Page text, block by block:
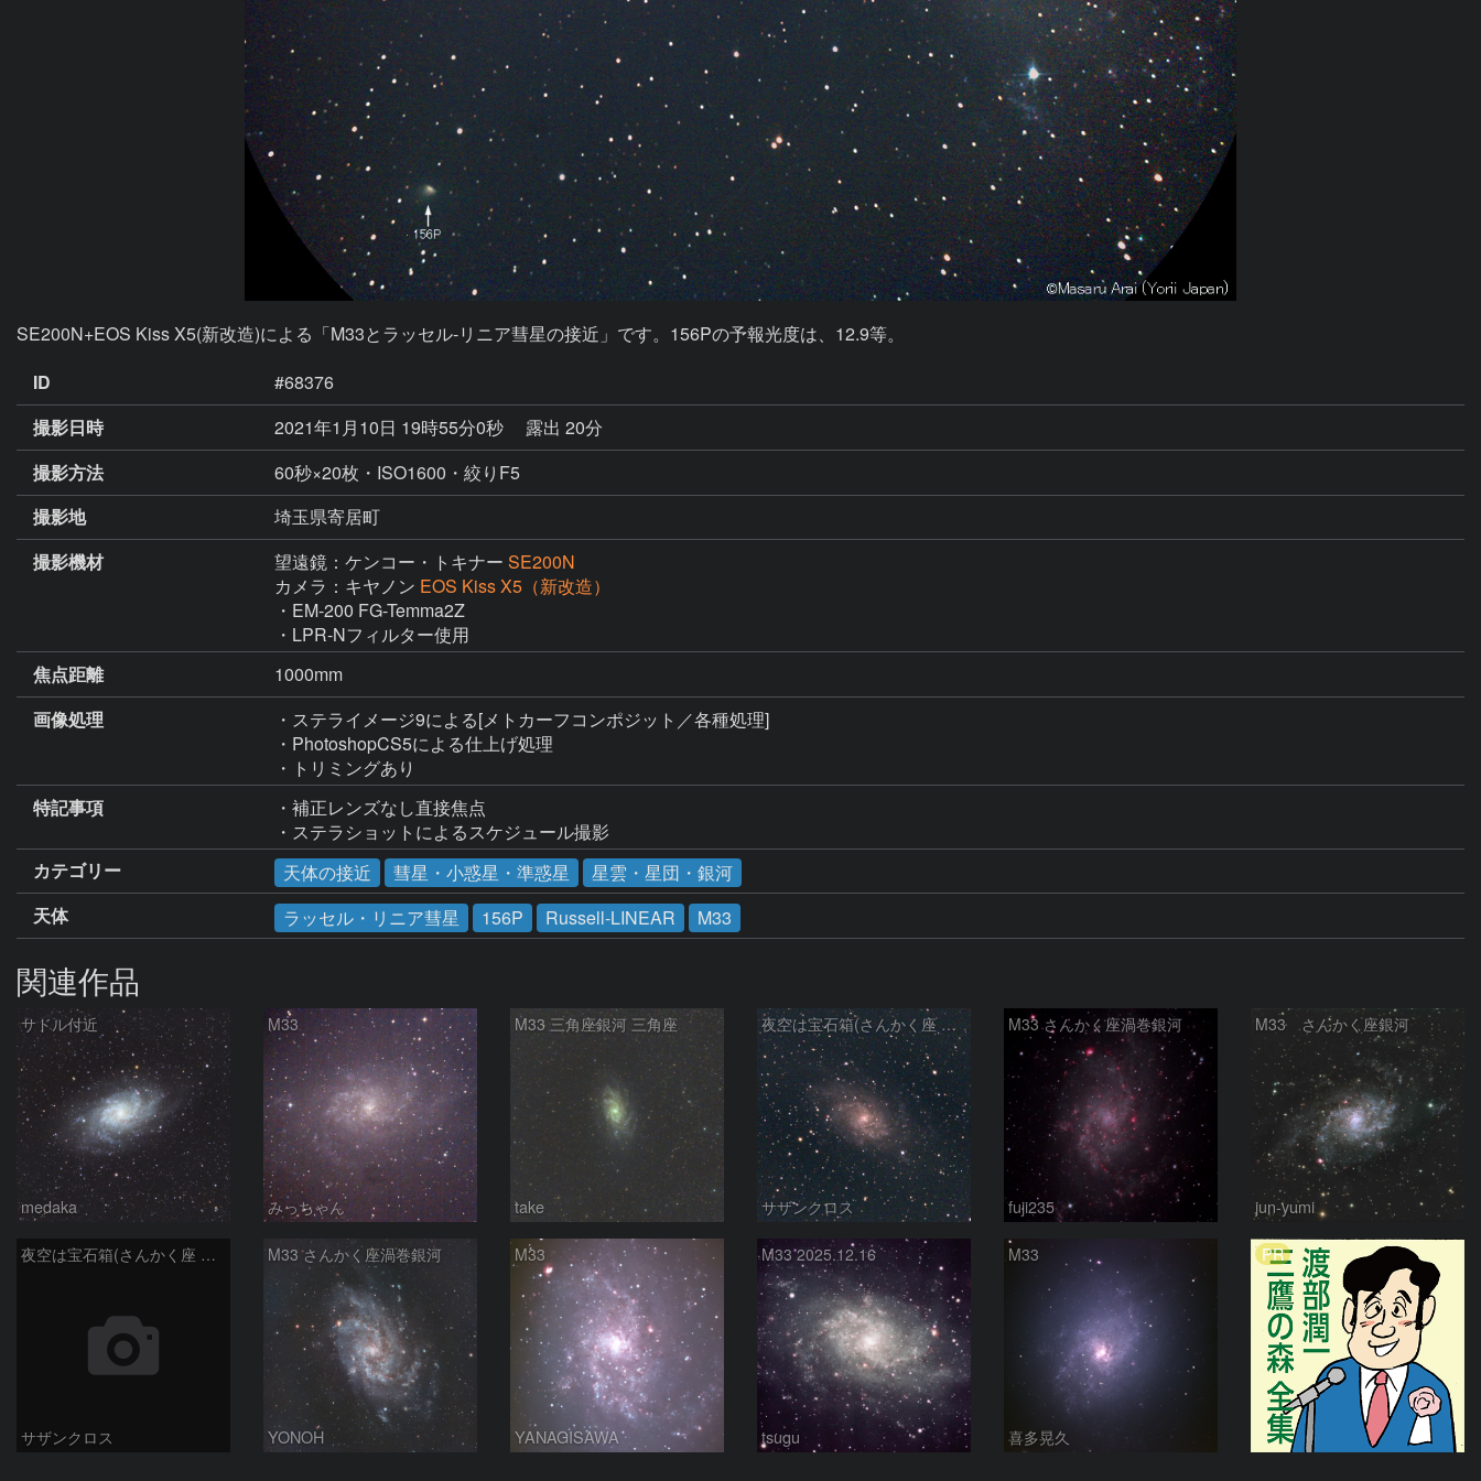
SE200N+EOS Kiss X5(新改造)による「M33とラッセル-リニア彗星の接近」です。156Pの予報光度は、12.9等。
ID
#68376
撮影日時
2021年1月10日 19時55分0秒
露出 20分
撮影方法
60秒×20枚・ISO1600・絞りF5
撮影地
埼玉県寄居町
撮影機材
望遠鏡：ケンコー・トキナー SE200N
カメラ：キヤノン EOS Kiss X5（新改造）
・EM-200 FG-Temma2Z
・LPR-Nフィルター使用
焦点距離
1000mm
画像処理
・ステライメージ9による[メトカーフコンポジット／各種処理]
・PhotoshopCS5による仕上げ処理
・トリミングあり
特記事項
・補正レンズなし直接焦点
・ステラショットによるスケジュール撮影
カテゴリー
天体の接近 彗星・小惑星・準惑星
星雲・星団・銀河
天体
ラッセル・リニア彗星 156P Russell-LINEAR M33
関連作品
サドル付近
medaka
M33
みっちゃん
M33 三角座銀河 三角座
take
夜空は宝石箱(さんかく座 M33) Seestar50
サザンクロス
M33 さんかく座渦巻銀河
fuji235
M33 さんかく座銀河
jun-yumi
夜空は宝石箱(さんかく座 M33) Seestar50
サザンクロス
M33 さんかく座渦巻銀河
YONOH
M33
YANAGISAWA
M33 2025.12.16
tsugu
M33
喜多晃久
PR